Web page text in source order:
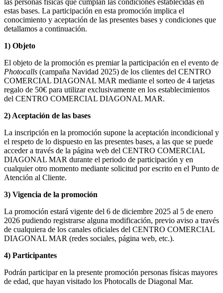
estas bases. La participación en esta promoción implica el
conocimiento y aceptación de las presentes bases y condiciones que
detallamos a continuación.
1) Objeto
El objeto de la promoción es premiar la participación en el evento de
Photocalls (campaña Navidad 2025) de los clientes del CENTRO
COMERCIAL DIAGONAL MAR mediante el sorteo de 4 tarjetas
regalo de 50€ para utilizar exclusivamente en los establecimientos
del CENTRO COMERCIAL DIAGONAL MAR.
2) Aceptación de las bases
La inscripción en la promoción supone la aceptación incondicional y
el respeto de lo dispuesto en las presentes bases, a las que se puede
acceder a través de la página web del CENTRO COMERCIAL
DIAGONAL MAR durante el periodo de participación y en
cualquier otro momento mediante solicitud por escrito en el Punto de
Atención al Cliente.
3) Vigencia de la promoción
La promoción estará vigente del 6 de diciembre 2025 al 5 de enero
2026 pudiendo registrarse alguna modificación, previo aviso a través
de cualquiera de los canales oficiales del CENTRO COMERCIAL
DIAGONAL MAR (redes sociales, página web, etc.).
4) Participantes
Podrán participar en la presente promoción personas físicas mayores
de edad, que hayan visitado los Photocalls de Diagonal Mar.